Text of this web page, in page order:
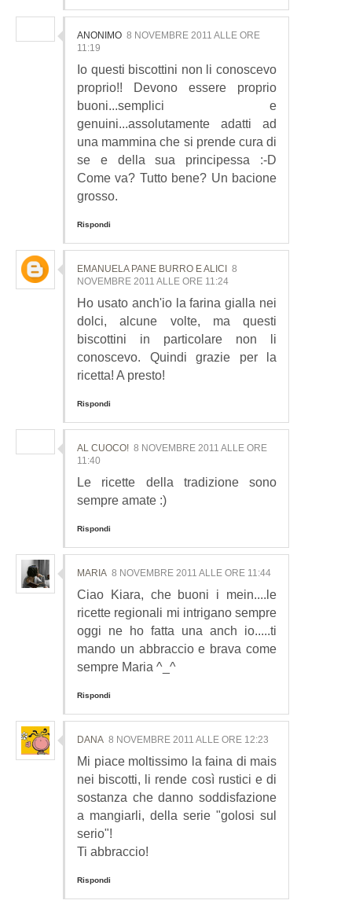
ANONIMO 8 NOVEMBRE 2011 ALLE ORE
11:19
Io questi biscottini non li conoscevo
proprio!! Devono essere proprio
buoni...semplici e
genuini...assolutamente adatti ad
una mammina che si prende cura di
se e della sua principessa :-D
Come va? Tutto bene? Un bacione
grosso.
Rispondi
EMANUELA PANE BURRO E ALICI 8
NOVEMBRE 2011 ALLE ORE 11:24
Ho usato anch'io la farina gialla nei
dolci, alcune volte, ma questi
biscottini in particolare non li
conoscevo. Quindi grazie per la
ricetta! A presto!
Rispondi
AL CUOCO! 8 NOVEMBRE 2011 ALLE ORE
11:40
Le ricette della tradizione sono
sempre amate :)
Rispondi
MARIA 8 NOVEMBRE 2011 ALLE ORE 11:44
Ciao Kiara, che buoni i mein....le
ricette regionali mi intrigano sempre
oggi ne ho fatta una anch io.....ti
mando un abbraccio e brava come
sempre Maria ^_^
Rispondi
DANA 8 NOVEMBRE 2011 ALLE ORE 12:23
Mi piace moltissimo la faina di mais
nei biscotti, li rende così rustici e di
sostanza che danno soddisfazione
a mangiarli, della serie "golosi sul
serio"!
Ti abbraccio!
Rispondi